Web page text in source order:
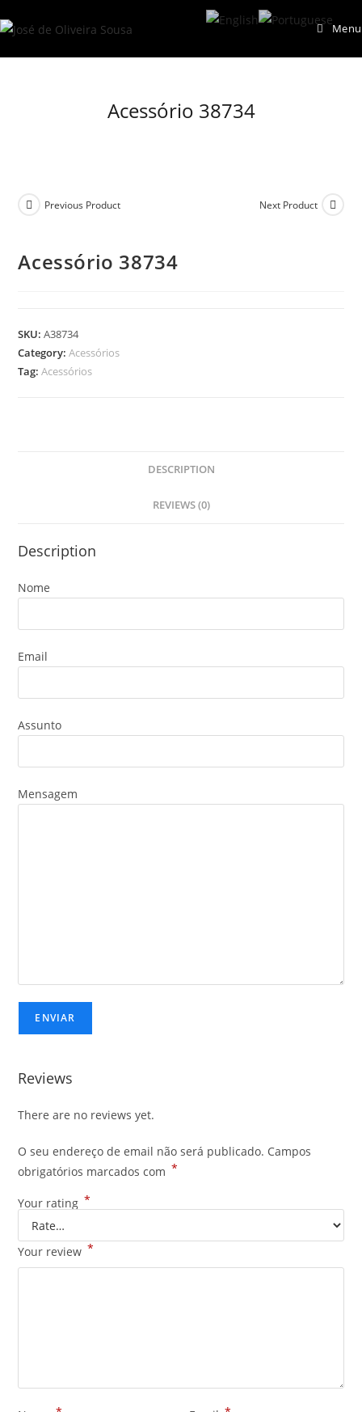
to
Menu
Acessório 38734
Previous Product Next Product
Acessório 38734
SKU:A38734
Category:Acessórios
Tag:Acessórios
DESCRIPTION
REVIEWS (0)
Description
Nome
Email
Assunto
Mensagem
Reviews
There are no reviews yet.
O seu endereço de email não será publicado. Campos
obrigatórios marcados com *
Your rating *
Your review *